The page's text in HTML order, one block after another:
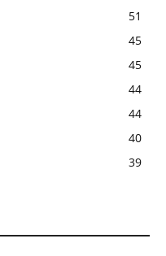
51
45
45
44
44
40
39